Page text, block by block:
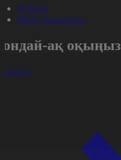
#Оқиға
#Күн жаңалығы
ақ оқыңыз